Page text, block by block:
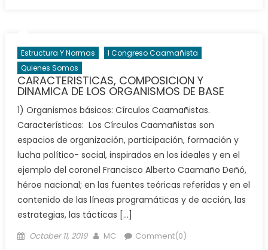
Estructura Y Normas
I Congreso Caamañista
Quienes Somos
CARACTERISTICAS, COMPOSICION Y
DINAMICA DE LOS ORGANISMOS DE BASE
1) Organismos básicos: Círculos Caamañistas.
Características: Los Círculos Caamañistas son
espacios de organización, participación, formación y
lucha político- social, inspirados en los ideales y en el
ejemplo del coronel Francisco Alberto Caamaño Deñó,
héroe nacional; en las fuentes teóricas referidas y en el
contenido de las líneas programáticas y de acción, las
estrategias, las tácticas […]
Posted
October 11, 2019 Author
MC Comment(0)